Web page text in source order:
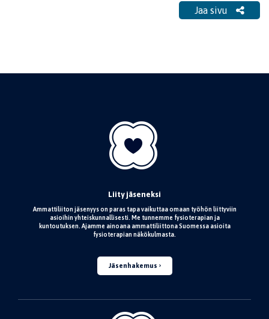
Jaa sivu
Liity jäseneksi
Ammattiliiton jäsenyys on paras tapa vaikuttaa omaan työhön liittyviin
asioihin yhteiskunnallisesti. Me tunnemme fysioterapian ja
kuntoutuksen. Ajamme ainoana ammattiliittona Suomessa asioita
fysioterapian näkökulmasta.
Jäsenhakemus